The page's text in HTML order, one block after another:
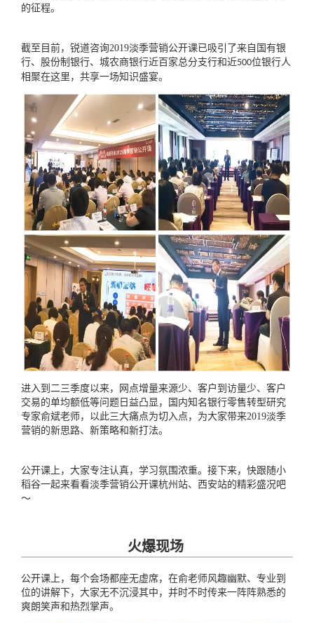
的征程。
截至目前，锐道咨询2019淡季营销公开课已吸引了来自国有银
行、股份制银行、城农商银行近百家总分支行和近500位银行人
相聚在这里，共享一场知识盛宴。
进入到二三季度以来，网点增量来源少、客户到访量少、客户
交易的单均额低等问题日益凸显，国内知名银行零售转型研究
专家俞斌老师，以此三大痛点为切入点，为大家带来2019淡季
营销的新思路、新策略和新打法。
公开课上，大家专注认真，学习氛围浓重。接下来，快跟随小
稻谷一起来看看淡季营销公开课杭州站、西安站的精彩盛况吧
～
火爆现场
公开课上，每个会场都座无虚席，在俞老师风趣幽默、专业到
位的讲解下，大家无不沉浸其中，并时不时传来一阵阵熟悉的
爽朗笑声和热烈掌声。